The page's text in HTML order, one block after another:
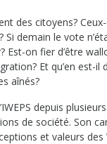
des citoyens?
demain le vote
on fier d’être
Et qu’en est-il
aînés?
depuis
de société. Son
et valeurs des